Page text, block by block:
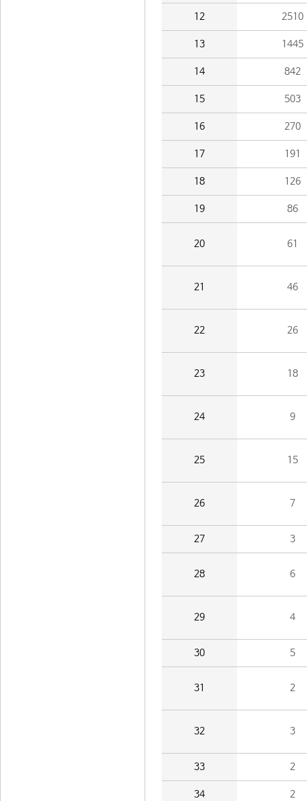
12 2510
13 1445
14 842
15 503
16 270
17 191
18 126
19 86
20 61
21 46
22 26
23 18
24 9
25 15
26 7
27 3
28 6
29 4
30 5
31 2
32 3
33 2
34 2